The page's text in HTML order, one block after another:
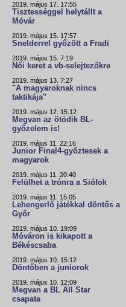
2019. május 17. 17:55
Tisztességgel helytállt a
Móvár
2019. május 15. 17:57
Snelderrel győzött a Fradi
2019. május 15. 7:19
Női keret a vb-selejtezőkre
2019. május 13. 7:27
"A magyaroknak nincs
taktikája"
2019. május 12. 15:12
Megvan az ötödik BL-
győzelem is!
2019. május 11. 22:16
Junior Final4-győztesek a
magyarok
2019. május 11. 20:40
Felülhet a trónra a Siófok
2019. május 11. 15:05
Lehengerlő játékkal döntős a
Győr
2019. május 10. 19:09
Móváron is kikapott a
Békéscsaba
2019. május 10. 15:12
Döntőben a juniorok
2019. május 10. 12:09
Megvan a BL All Star
csapata